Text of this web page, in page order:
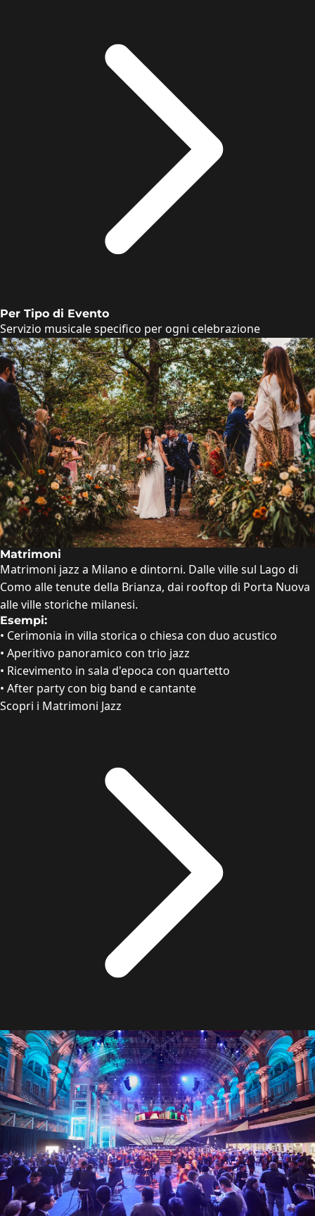
Per Tipo di Evento
Servizio musicale specifico per ogni celebrazione
Matrimoni
Matrimoni jazz a Milano e dintorni. Dalle ville sul Lago di
Como alle tenute della Brianza, dai rooftop di Porta Nuova
alle ville storiche milanesi.
Esempi:
• Cerimonia in villa storica o chiesa con duo acustico
• Aperitivo panoramico con trio jazz
• Ricevimento in sala d'epoca con quartetto
• After party con big band e cantante
Scopri i Matrimoni Jazz